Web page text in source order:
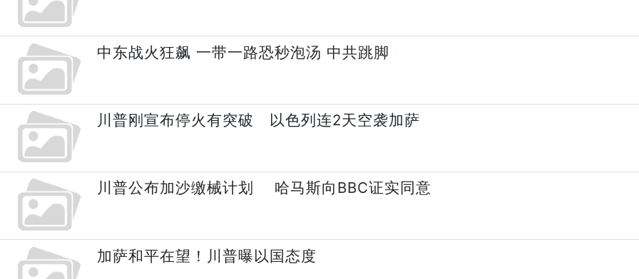
中东战火狂飙 一带一路恐秒泡汤 中共跳脚
川普刚宣布停火有突破 以色列连2天空袭加萨
川普公布加沙缴械计划 哈马斯向BBC证实同意
加萨和平在望！川普曝以国态度